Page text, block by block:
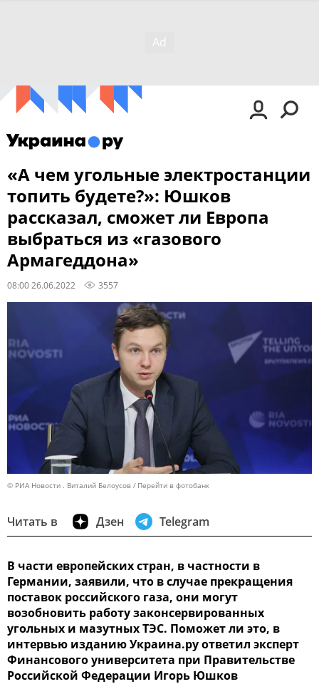
«А чем угольные электростанции
топить будете?»: Юшков
рассказал, сможет ли Европа
выбраться из «газового
Армагеддона»
08:00 26.06.2022 3557
© РИА Новости . Виталий Белоусов Перейти в фотобанк
Читать в Дзен Telegram
В части европейских стран, в частности в
Германии, заявили, что в случае прекращения
поставок российского газа, они могут
возобновить работу законсервированных
угольных и мазутных ТЭС. Поможет ли это, в
интервью изданию Украина.ру ответил эксперт
Финансового университета при Правительстве
Российской Федерации Игорь Юшков